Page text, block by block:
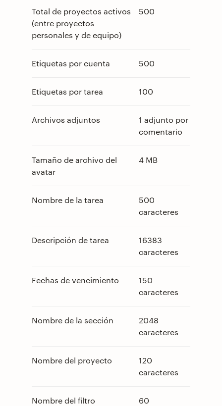
Total de proyectos activos
(entre proyectos
personales y de equipo)
500
Etiquetas por cuenta 500
Etiquetas por tarea 100
Archivos adjuntos
1 adjunto por
comentario
Tamaño de archivo del
avatar
4 MB
Nombre de la tarea
500
caracteres
Descripción de tarea
16383
caracteres
Fechas de vencimiento
150
caracteres
Nombre de la sección
2048
caracteres
Nombre del proyecto
120
caracteres
Nombre del filtro
60